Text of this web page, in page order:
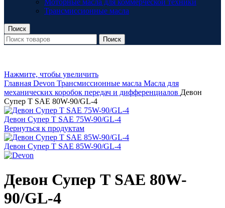
Трансмиссионные масла
Поиск
Поиск
Нажмите, чтобы увеличить
Главная Devon Трансмиссионные масла Масла для
механических коробок передач и дифференциалов Девон
Супер Т SAE 80W-90/GL-4
Девон Супер Т SAE 75W-90/GL-4
Вернуться к продуктам
Девон Супер Т SAE 85W-90/GL-4
Девон Супер Т SAE 80W-
90/GL-4